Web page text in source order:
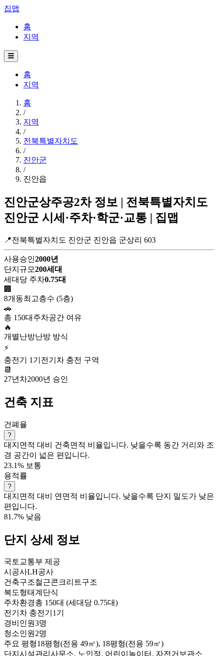
집맵
홈
지역
☰
홈
지역
홈
/
지역
/
전북특별자치도
/
진안군
/
진안읍
진안군상주공2차 정보 | 전북특별자치도
진안군 시세·주차·학군·교통 | 집맵
📍전북특별자치도 진안군 진안읍 군상리 603
사용승인2000년
단지규모200세대
세대당 주차0.75대
🏢
8개동최고층수 (5층)
🚗
총 150대 주차공간 여유
🔥
개별난방난방 방식
⚡
충전기 1기 전기차 충전 구역
📆
27년차2000년 승인
건축 지표
건폐율
?
대지면적 대비 건축면적 비율입니다. 낮을수록 동간 거리와 조
경 공간이 넓은 편입니다.
23.1% 보통
용적률
?
대지면적 대비 연면적 비율입니다. 낮을수록 단지 밀도가 낮은
편입니다.
81.7% 낮음
단지 상세 정보
국토교통부 제공
시공사LH공사
건축구조철근콘크리트구조
복도형태계단식
주차환경총 150대 (세대당 0.75대)
전기차 충전기 1기
경비인원3명
청소인원2명
주요 평형18평형(전용 49㎡), 18평형(전용 59㎡)
단지시설관리사무소, 노인정, 어린이놀이터, 자전거보관소